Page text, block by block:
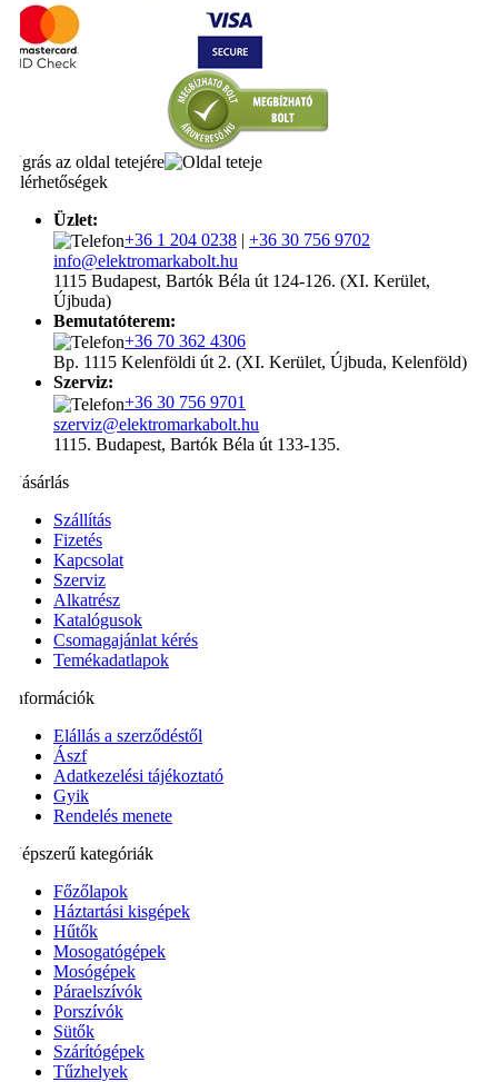
Ugrás az oldal tetejére
Elérhetőségek
Üzlet:
+36 1 204 0238 | +36 30 756 9702
info@elektromarkabolt.hu
1115 Budapest, Bartók Béla út 124-126. (XI. Kerület,
Újbuda)
Bemutatóterem:
+36 70 362 4306
Bp. 1115 Kelenföldi út 2. (XI. Kerület, Újbuda, Kelenföld)
Szerviz:
+36 30 756 9701
szerviz@elektromarkabolt.hu
1115. Budapest, Bartók Béla út 133-135.
Vásárlás
Szállítás
Fizetés
Kapcsolat
Szerviz
Alkatrész
Katalógusok
Csomagajánlat kérés
Temékadatlapok
Információk
Elállás a szerződéstől
Ászf
Adatkezelési tájékoztató
Gyik
Rendelés menete
Népszerű kategóriák
Főzőlapok
Háztartási kisgépek
Hűtők
Mosogatógépek
Mosógépek
Páraelszívók
Porszívók
Sütők
Szárítógépek
Tűzhelyek